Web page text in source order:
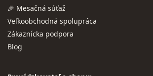
🎉 Mesačná súťaž
Veľkoobchodná spolupráca
Zákaznícka podpora
Blog